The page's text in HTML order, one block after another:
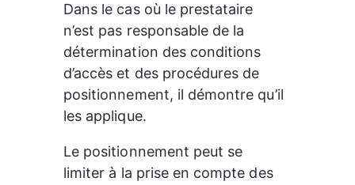
Dans le cas où le prestataire
n’est pas responsable de la
détermination des conditions
d’accès et des procédures de
positionnement, il démontre qu’il
les applique.
Le positionnement peut se
limiter à la prise en compte des